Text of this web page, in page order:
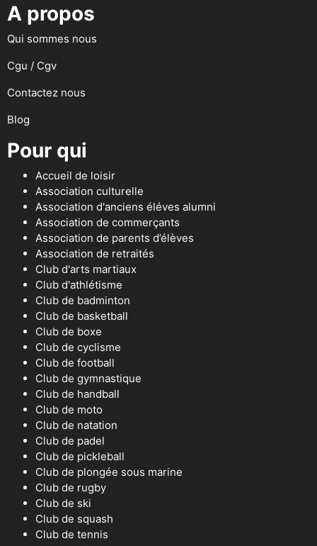
A propos
Qui sommes nous
Cgu / Cgv
Contactez nous
Blog
Pour qui
Accueil de loisir
Association culturelle
Association d'anciens éléves alumni
Association de commerçants
Association de parents d’élèves
Association de retraités
Club d'arts martiaux
Club d'athlétisme
Club de badminton
Club de basketball
Club de boxe
Club de cyclisme
Club de football
Club de gymnastique
Club de handball
Club de moto
Club de natation
Club de padel
Club de pickleball
Club de plongée sous marine
Club de rugby
Club de ski
Club de squash
Club de tennis